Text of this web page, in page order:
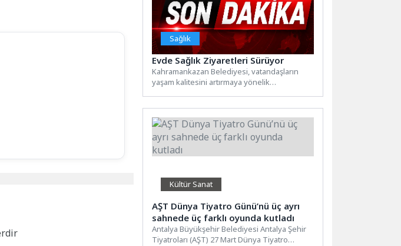
Sağlık
Evde Sağlık Ziyaretleri Sürüyor
Kahramankazan Belediyesi, vatandaşların
yaşam kalitesini artırmaya yönelik
Kültür Sanat
AŞT Dünya Tiyatro Günü’nü üç ayrı
sahnede üç farklı oyunda kutladı
Antalya Büyükşehir Belediyesi Antalya Şehir
Tiyatroları (AŞT) 27 Mart Dünya Tiyatro